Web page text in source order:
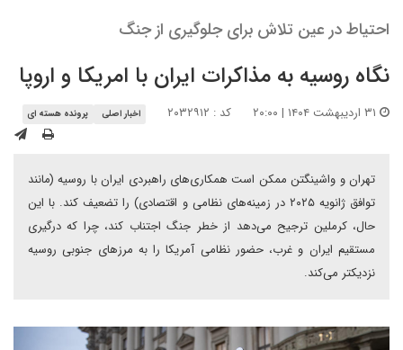
احتیاط در عین تلاش برای جلوگیری از جنگ
نگاه روسیه به مذاکرات ایران با امریکا و اروپا
کد : ۲۰۳۲۹۱۲ اخبار اصلی پرونده هسته ای
تهران و واشینگتن ممکن است همکاری‌های راهبردی ایران با روسیه (مانند
توافق ژانویه ۲۰۲۵ در زمینه‌های نظامی و اقتصادی) را تضعیف کند. با این
حال، کرملین ترجیح می‌دهد از خطر جنگ اجتناب کند، چرا که درگیری
مستقیم ایران و غرب، حضور نظامی آمریکا را به مرزهای جنوبی روسیه
نزدیکتر می‌کند.